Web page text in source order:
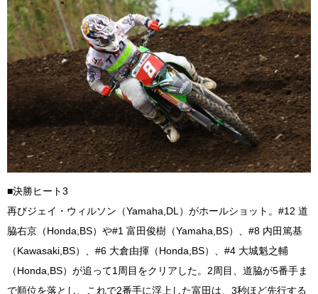
■決勝ヒート3
再びジェイ・ウィルソン（Yamaha,DL）がホールショット。#12 道
脇右京（Honda,BS）や#1 富田俊樹（Yamaha,BS）、#8 内田篤基
（Kawasaki,BS）、#6 大倉由揮（Honda,BS）、#4 大城魁之輔
（Honda,BS）が追って1周目をクリアした。2周目、道脇が5番手ま
で順位を落とし、これで2番手に浮上した富田は、3秒ほど先行する